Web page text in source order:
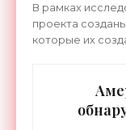
В рамках
проекта
которые их